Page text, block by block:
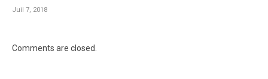
Juil 7, 2018
Comments are closed.